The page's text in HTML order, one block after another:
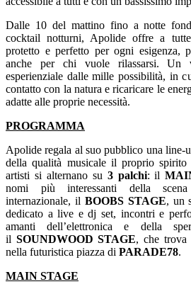
Dalle 10 del mattino fino a notte
cocktail notturni, Apolide offre a
protetto e perfetto per ogni esigenza,
anche per chi vuole rilassarsi. Un
esperienziale dalle mille possibilità, in
contatto con la natura e ricaricare le
adatte alle proprie necessità.
PROGRAMMA
Apolide regala al suo pubblico una line-
della qualità musicale il proprio
artisti si alternano su 3 palchi: il
nomi più interessanti della
internazionale, il BOOBS STAGE, un
dedicato a live e dj set, incontri e
amanti dell’elettronica e della
il SOUNDWOOD STAGE, che trova
nella futuristica piazza di PARADE78.
MAIN STAGE